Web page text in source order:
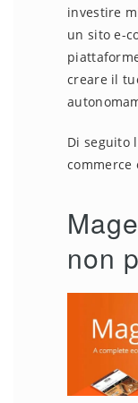
investire
un sito e-
creare il
Di seguito
commerce
non